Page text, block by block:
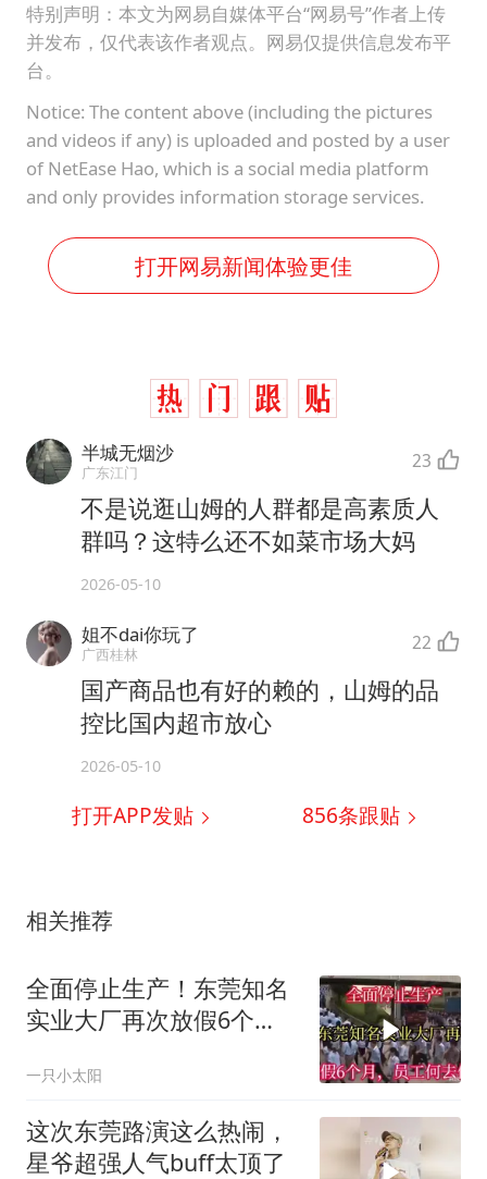
特别声明：本文为网易自媒体平台“网易号”作者上传
并发布，仅代表该作者观点。网易仅提供信息发布平
台。
Notice: The content above (including the pictures
and videos if any) is uploaded and posted by a user
of NetEase Hao, which is a social media platform
and only provides information storage services.
打开网易新闻体验更佳
半城无烟沙
广东江门 23
不是说逛山姆的人群都是高素质人
群吗？这特么还不如菜市场大妈
2026-05-10
姐不dai你玩了
广西桂林 22
国产商品也有好的赖的，山姆的品
控比国内超市放心
2026-05-10
打开APP发贴 856条跟贴
相关推荐
全面停止生产！东莞知名
实业大厂再次放假6个
一只小太阳
这次东莞路演这么热闹，
星爷超强人气buff太顶了